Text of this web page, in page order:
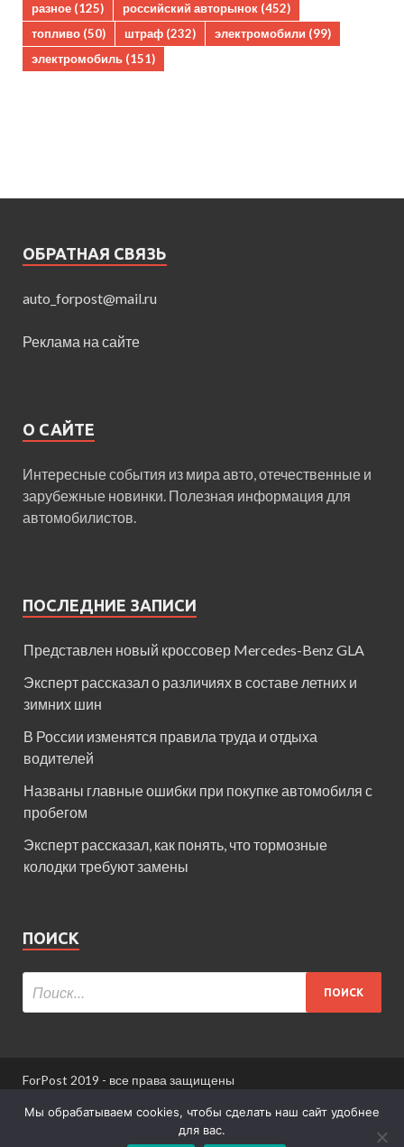
разное (125) российский авторынок (452)
топливо (50) штраф (232) электромобили (99)
электромобиль (151)
ОБРАТНАЯ СВЯЗЬ
auto_forpost@mail.ru
Реклама на сайте
О САЙТЕ
Интересные события из мира авто, отечественные и
зарубежные новинки. Полезная информация для
автомобилистов.
ПОСЛЕДНИЕ ЗАПИСИ
Представлен новый кроссовер Mercedes-Benz GLA
Эксперт рассказал о различиях в составе летних и
зимних шин
В России изменятся правила труда и отдыха
водителей
Названы главные ошибки при покупке автомобиля с
пробегом
Эксперт рассказал, как понять, что тормозные
колодки требуют замены
ПОИСК
ForPost 2019 - все права защищены
При использовании материалов сайта ссылка
Мы обрабатываем cookies, чтобы сделать наш сайт удобнее
для вас.